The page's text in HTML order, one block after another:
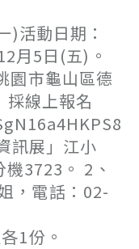
)活動日期：
月5日(五)。
園市龜山區德
線上報名
訊展」江小
3723。 2、
，電話：02-
1份。